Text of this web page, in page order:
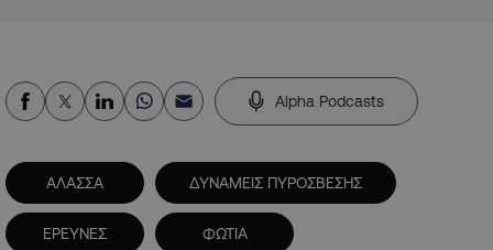
Alpha Podcasts
ΑΛΑΣΣΑ ΔΥΝΑΜΕΙΣ ΠΥΡΟΣΒΕΣΗΣ
ΕΡΕΥΝΕΣ ΦΩΤΙΑ